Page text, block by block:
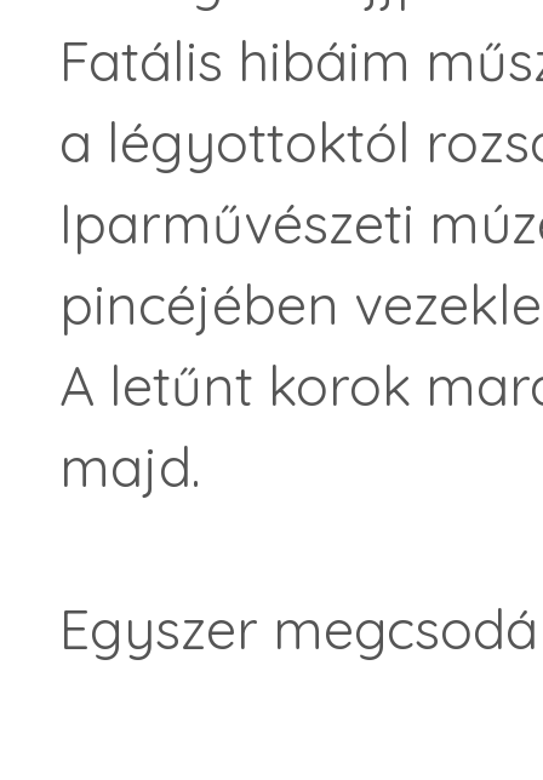
Fatális hibáim
a légyottoktól
Iparművészeti
pincéjében
A letűnt korok
majd.
Egyszer